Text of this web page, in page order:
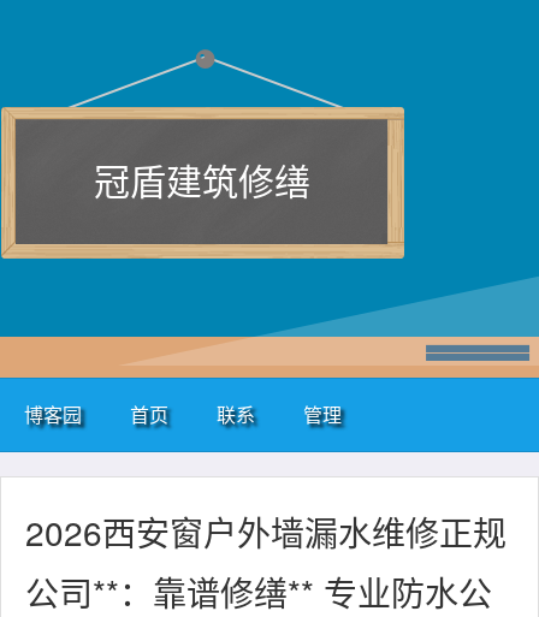
冠盾建筑修缮
博客园 首页 联系 管理
2026西安窗户外墙漏水维修正规
公司**：靠谱修缮** 专业防水公